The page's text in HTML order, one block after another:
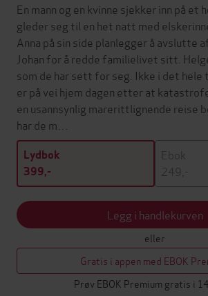
En mann og en kvinne sjekker inn på et
gleder seg til en het natt med
Anna på sin side planlegger å avslutte
Johan for å redde familielivet sitt.
som de har sett for seg. Ikke i det hele
er på vei hjem dagen etter at
en usannsynlig marerittlignende reise
har de m…
Lydbok
399,-
Ebok
249,-
Legg i handlekurven
eller
Gratis i appen med EBOK
Prøv EBOK Premium gratis i